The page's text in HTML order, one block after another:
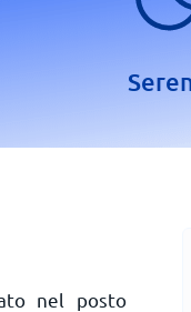
nel posto